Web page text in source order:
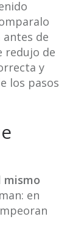
de
redujo de
y
los pasos
mismo
en